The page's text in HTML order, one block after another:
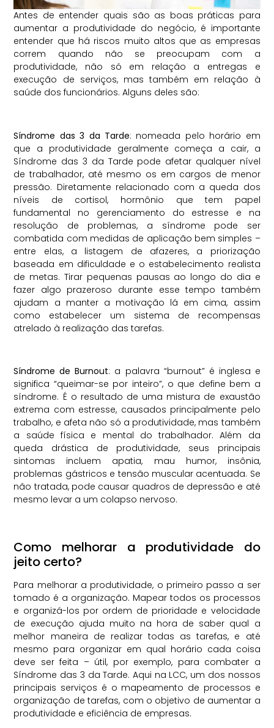
Antes de entender quais são as boas práticas para
aumentar a produtividade do negócio, é importante
entender que há riscos muito altos que as empresas
correm quando não se preocupam com a
produtividade, não só em relação a entregas e
execução de serviços, mas também em relação à
saúde dos funcionários. Alguns deles são:
Síndrome das 3 da Tarde: nomeada pelo horário em
que a produtividade geralmente começa a cair, a
Síndrome das 3 da Tarde pode afetar qualquer nível
de trabalhador, até mesmo os em cargos de menor
pressão. Diretamente relacionado com a queda dos
níveis de cortisol, hormônio que tem papel
fundamental no gerenciamento do estresse e na
resolução de problemas, a síndrome pode ser
combatida com medidas de aplicação bem simples –
entre elas, a listagem de afazeres, a priorização
baseada em dificuldade e o estabelecimento realista
de metas. Tirar pequenas pausas ao longo do dia e
fazer algo prazeroso durante esse tempo também
ajudam a manter a motivação lá em cima, assim
como estabelecer um sistema de recompensas
atrelado à realização das tarefas.
Síndrome de Burnout: a palavra “burnout” é inglesa e
significa “queimar-se por inteiro”, o que define bem a
síndrome. É o resultado de uma mistura de exaustão
extrema com estresse, causados principalmente pelo
trabalho, e afeta não só a produtividade, mas também
a saúde física e mental do trabalhador. Além da
queda drástica de produtividade, seus principais
sintomas incluem apatia, mau humor, insônia,
problemas gástricos e tensão muscular acentuada. Se
não tratada, pode causar quadros de depressão e até
mesmo levar a um colapso nervoso.
Como melhorar a produtividade do
jeito certo?
Para melhorar a produtividade, o primeiro passo a ser
tomado é a organização. Mapear todos os processos
e organizá-los por ordem de prioridade e velocidade
de execução ajuda muito na hora de saber qual a
melhor maneira de realizar todas as tarefas, e até
mesmo para organizar em qual horário cada coisa
deve ser feita – útil, por exemplo, para combater a
Síndrome das 3 da Tarde. Aqui na LCC, um dos nossos
principais serviços é o mapeamento de processos e
organização de tarefas, com o objetivo de aumentar a
produtividade e eficiência de empresas.